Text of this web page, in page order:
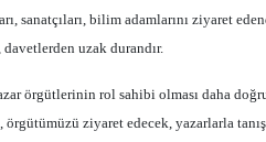
sanatçıları, bilim adamlarını ziyaret
uzak durandır.
örgütlerinin rol sahibi olması daha
ziyaret edecek, yazarlarla